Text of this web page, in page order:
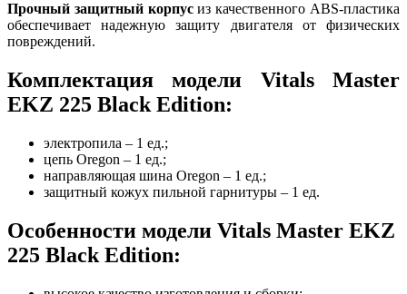
Прочный защитный корпусиз качественного ABS-пластика
обеспечивает надежную защиту двигателя от физических
повреждений.
Комплектация модели Vitals Master
EKZ 225 Black Edition:
электропила – 1 ед.;
цепь Oregon – 1 ед.;
направляющая шина Oregon – 1 ед.;
защитный кожух пильной гарнитуры – 1 ед.
Особенности модели Vitals Master EKZ
225 Black Edition: